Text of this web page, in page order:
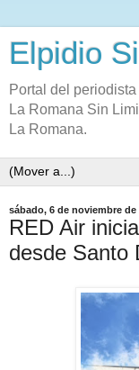
Elpidio
Portal del
La Romana Sin
La Romana.
sábado, 6 de noviembre de
RED Air
desde Santo